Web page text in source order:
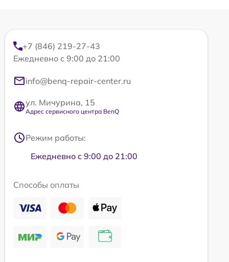
+7 (846) 219-27-43
Ежедневно с 9:00 до 21:00
info@benq-repair-center.ru
ул. Мичурина, 15
Адрес сервисного центра BenQ
Режим работы:
Ежедневно с 9:00 до 21:00
Способы оплаты